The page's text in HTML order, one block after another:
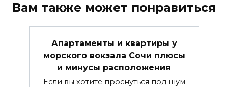
Вам также может понравиться
Апартаменты и квартиры у
морского вокзала Сочи плюсы
и минусы расположения
Если вы хотите проснуться под шум